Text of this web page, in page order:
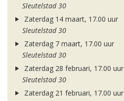
Sleutelstad 30
Zaterdag 14 maart, 17.00 uur
Sleutelstad 30
Zaterdag 7 maart, 17.00 uur
Sleutelstad 30
Zaterdag 28 februari, 17.00 uur
Sleutelstad 30
Zaterdag 21 februari, 17.00 uur